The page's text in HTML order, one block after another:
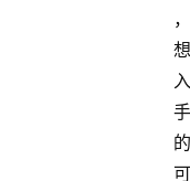
，
想
入
手
的
可